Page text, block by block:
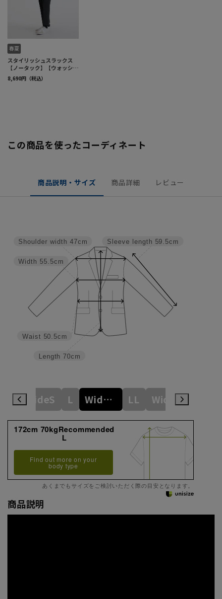
この商品を使ったコーディネート
商品説明・サイズ 商品詳細 レビュー
Sleeve length 59.5cm
Length 70cm
Waist 50.5cm
Width 55.5cm
Shoulder width 47cm
M WideS L WideM LL WideL
172cm 70kgRecommended
L
Find out more on your
body type
あくまでもサイズをご検討いただく際の目安となります。
商品説明